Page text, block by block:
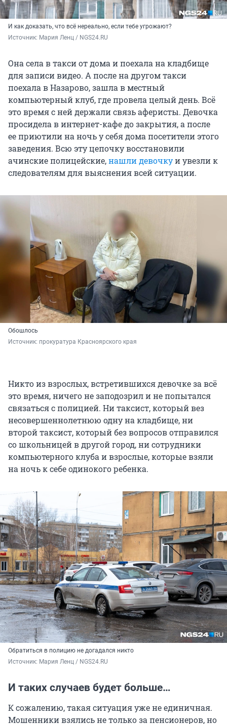
И как доказать, что всё нереально, если тебе угрожают?
Источник: Мария Ленц / NGS24.RU
Она села в такси от дома и поехала на кладбище
для записи видео. А после на другом такси
поехала в Назарово, зашла в местный
компьютерный клуб, где провела целый день. Всё
это время с ней держали связь аферисты. Девочка
просидела в интернет-кафе до закрытия, а после
ее приютили на ночь у себя дома посетители этого
заведения. Всю эту цепочку восстановили
ачинские полицейские,нашли девочкуи увезли к
следователям для выяснения всей ситуации.
Обошлось
Источник: прокуратура Красноярского края
Никто из взрослых, встретившихся девочке за всё
это время, ничего не заподозрил и не попытался
связаться с полицией. Ни таксист, который вез
несовершеннолетнюю одну на кладбище, ни
второй таксист, который без вопросов отправился
со школьницей в другой город, ни сотрудники
компьютерного клуба и взрослые, которые взяли
на ночь к себе одинокого ребенка.
Обратиться в полицию не догадался никто
Источник: Мария Ленц / NGS24.RU
И таких случаев будет больше…
К сожалению, такая ситуация уже не единичная.
Мошенники взялись не только за пенсионеров, но